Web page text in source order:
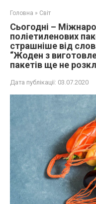
Головна » Світ
Сьогодні –
поліетиленових
страшніше від
“Жоден з
пакетів ще не
Дата публікації: 03.07.2020